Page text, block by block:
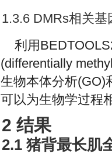
1.3.6 DMRs相关
利用
(differentially
生物本体分析(GO)
可以为生物学过程
2 结果
2.1 猪背最长肌